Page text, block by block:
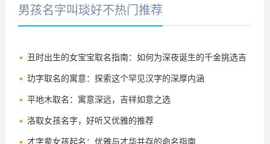
男孩名字叫琰好不热门推荐
丑时出生的女宝宝取名指南：如何为深夜诞生的千金挑选吉
祥好名
玏字取名的寓意：探索这个罕见汉字的深厚内涵
平地木取名：寓意深远，吉祥如意之选
洛取女孩名字，好听又优雅的推荐
才字辈女孩起名：优雅与才华并存的命名指南